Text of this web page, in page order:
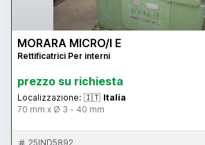
MORARA MICRO/I E
Rettificatrici Per interni
prezzo su richiesta
Localizzazione: 🇮🇹 Italia
70 mm x Ø 3 - 40 mm
25IND5892